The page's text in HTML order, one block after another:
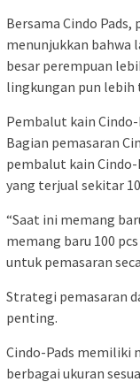
Bersama Cindo
menunjukkan bahwa
besar perempuan
lingkungan pun lebih
Pembalut kain
Bagian pemasaran
pembalut kain Cindo-
yang terjual sekitar
“Saat ini memang
memang baru 100
untuk pemasaran
Strategi pemasaran
penting.
Cindo-Pads memiliki
berbagai ukuran